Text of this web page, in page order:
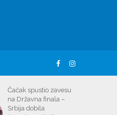
Čačak spustio zavesu
na Državna finala –
Srbija dobila